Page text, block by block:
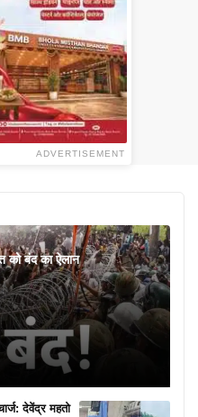
ADVERTISEMENT
को बंद का ऐलान
देवेंद्र महतो